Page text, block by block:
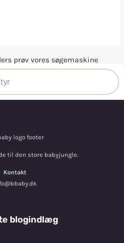
prøv vores søgemaskine
til den store babyjungle.
Kontakt
blogindlæg